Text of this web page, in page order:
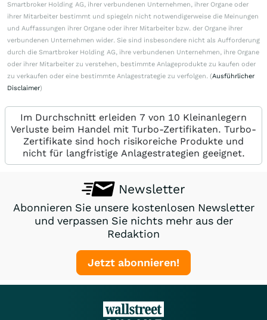
Smartbroker Holding AG, ihrer verbundenen Unternehmen, ihrer Organe oder
ihrer Mitarbeiter bestimmt und spiegeln nicht notwendigerweise die Meinungen
und Auffassungen ihrer Organe oder ihrer Mitarbeiter bzw. der Organe ihrer
verbundenen Unternehmen wider. Sie sind insbesondere nicht als Aufforderung
durch die Smartbroker Holding AG, ihre verbundenen Unternehmen, ihre Organe
oder ihrer Mitarbeiter zu verstehen, bestimmte Anlageprodukte zu kaufen oder
zu verkaufen oder eine bestimmte Anlagestrategie zu verfolgen. (Ausführlicher
Disclaimer)
Im Durchschnitt erleiden 7 von 10 Kleinanlegern
Verluste beim Handel mit Turbo-Zertifikaten. Turbo-
Zertifikate sind hoch risikoreiche Produkte und
nicht für langfristige Anlagestrategien geeignet.
Newsletter
Abonnieren Sie unsere kostenlosen Newsletter
und verpassen Sie nichts mehr aus der
Redaktion
Jetzt abonnieren!